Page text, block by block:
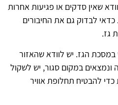
שאין סדקים או פגיעות אחרות
לבדוק גם את החיבורים
גז.
הגז. יש לוודא שהאזור
ונמצאים במקום סגור, יש לשקול
כדי להבטיח תחלופת אוויר